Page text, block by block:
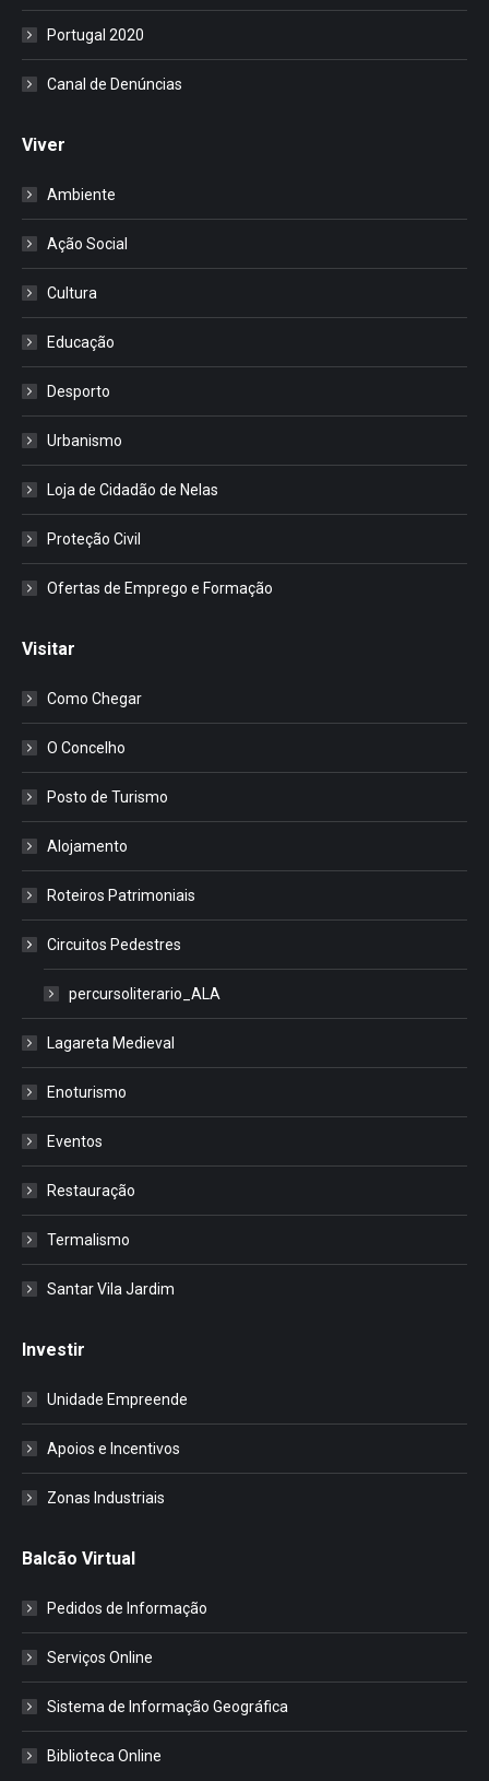
Portugal 2020
Canal de Denúncias
Viver
Ambiente
Ação Social
Cultura
Educação
Desporto
Urbanismo
Loja de Cidadão de Nelas
Proteção Civil
Ofertas de Emprego e Formação
Visitar
Como Chegar
O Concelho
Posto de Turismo
Alojamento
Roteiros Patrimoniais
Circuitos Pedestres
percursoliterario_ALA
Lagareta Medieval
Enoturismo
Eventos
Restauração
Termalismo
Santar Vila Jardim
Investir
Unidade Empreende
Apoios e Incentivos
Zonas Industriais
Balcão Virtual
Pedidos de Informação
Serviços Online
Sistema de Informação Geográfica
Biblioteca Online